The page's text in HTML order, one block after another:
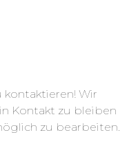
kontaktieren! Wir
Kontakt zu bleiben
zu bearbeiten.